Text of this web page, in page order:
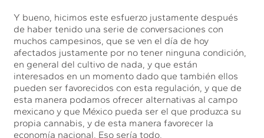
Y bueno, hicimos este esfuerzo justamente después
de haber tenido una serie de conversaciones con
muchos campesinos, que se ven el día de hoy
afectados justamente por no tener ninguna condición,
en general del cultivo de nada, y que están
interesados en un momento dado que también ellos
pueden ser favorecidos con esta regulación, y que de
esta manera podamos ofrecer alternativas al campo
mexicano y que México pueda ser el que produzca su
propia cannabis, y de esta manera favorecer la
economía nacional. Eso sería todo.